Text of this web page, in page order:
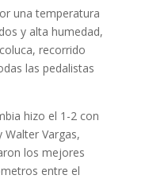
una temperatura
y alta humedad,
recorrido
las pedalistas
hizo el 1-2 con
Walter Vargas,
los mejores
entre el